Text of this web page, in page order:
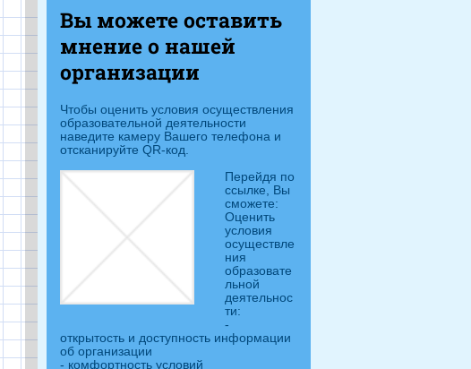
Вы можете оставить
мнение о нашей
организации
Чтобы оценить условия осуществления
образовательной деятельности
наведите камеру Вашего телефона и
отсканируйте QR-код.
Перейдя по
ссылке, Вы
сможете:
Оценить
условия
осуществле
ния
образовате
льной
деятельнос
ти:
-
открытость и доступность информации
об организации
- комфортность условий